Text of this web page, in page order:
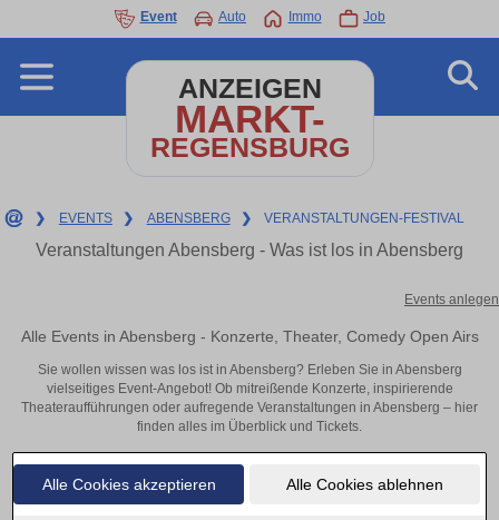
Alle Cookies akzeptieren Alle Cookies ablehnen
Event Auto Immo Job
ANZEIGEN
MARKT-
REGENSBURG
❯ EVENTS ❯ ABENSBERG ❯ VERANSTALTUNGEN-FESTIVAL
Veranstaltungen Abensberg - Was ist los in Abensberg
Events anlegen
Alle Events in Abensberg - Konzerte, Theater, Comedy Open Airs
Sie wollen wissen was los ist in Abensberg? Erleben Sie in Abensberg
vielseitiges Event-Angebot! Ob mitreißende Konzerte, inspirierende
Theateraufführungen oder aufregende Veranstaltungen in Abensberg – hier
finden alles im Überblick und Tickets.